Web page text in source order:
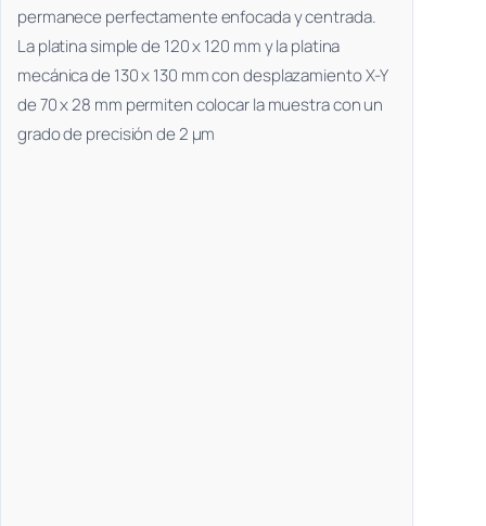
permanece perfectamente enfocada y centrada.
La platina simple de 120 x 120 mm y la platina
mecánica de 130 x 130 mm con desplazamiento X-Y
de 70 x 28 mm permiten colocar la muestra con un
grado de precisión de 2 µm